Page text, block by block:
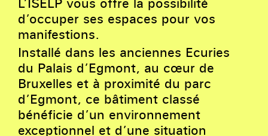
d’occuper ses espaces pour vos
manifestions.
Installé dans les anciennes Ecuries
du Palais d’Egmont, au cœur de
Bruxelles et à proximité du parc
d’Egmont, ce bâtiment classé
bénéficie d’un environnement
exceptionnel et d’une situation